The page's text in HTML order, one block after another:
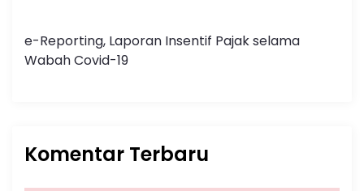
e-Reporting, Laporan Insentif Pajak selama
Wabah Covid-19
Komentar Terbaru